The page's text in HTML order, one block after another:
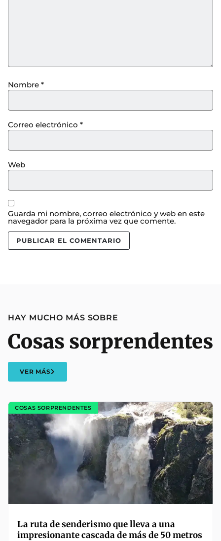
Nombre *
Correo electrónico *
Web
Guarda mi nombre, correo electrónico y web en este
navegador para la próxima vez que comente.
HAY MUCHO MÁS SOBRE
Cosas sorprendentes
VER MÁS
COSAS SORPRENDENTES
La ruta de senderismo que lleva a una
impresionante cascada de más de 50 metros